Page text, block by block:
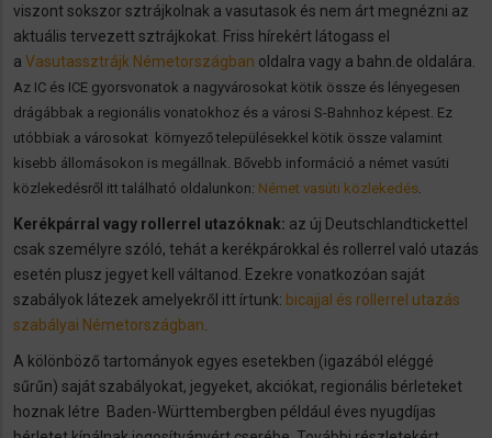
viszont sokszor sztrájkolnak a vasutasok és nem árt megnézni az
aktuális tervezett sztrájkokat. Friss hírekért látogass el
a Vasutassztrájk Németországban oldalra vagy a bahn.de oldalára.
Az IC és ICE gyorsvonatok a nagyvárosokat kötik össze és lényegesen
drágábbak a regionális vonatokhoz és a városi S-Bahnhoz képest. Ez
utóbbiak a városokat környező településekkel kötik össze valamint
kisebb állomásokon is megállnak. Bővebb információ a német vasúti
közlekedésről itt található oldalunkon: Német vasúti közlekedés
Kerékpárral vagy rollerrel utazóknak: az új Deutschlandtickettel
csak személyre szóló, tehát a kerékpárokkal és rollerrel való utazás
esetén plusz jegyet kell váltanod. Ezekre vonatkozóan saját
szabályok látezek amelyekről itt írtunk: bicajjal és rollerrel utazás
szabályai Németországban
A kölönböző tartományok egyes esetekben (igazából eléggé
sűrűn) saját szabályokat, jegyeket, akciókat, regionális bérleteket
hoznak létre Baden-Württembergben például éves nyugdíjas